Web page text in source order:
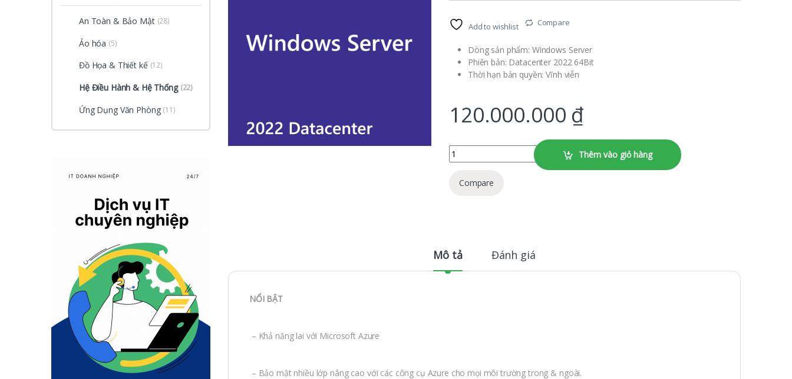
Add to wishlist Compare
Dòng sản phẩm: Windows Server
Phiên bản: Datacenter 2022 64Bit
Thời hạn bản quyền: Vĩnh viễn
120.000.000 ₫
Windows Svr Datacntr 2022 64Bit English 1pk DSP OEI DVD 16 Core ( P71-09389 ) số lượng
Thêm vào giỏ hàng
Compare
Mô tả Đánh giá
NỔI BẬT
– Khả năng lai với Microsoft Azure
– Bảo mật nhiều lớp nâng cao với các công cụ Azure cho mọi môi trường trong & ngoài.
An Toàn & Bảo Mật (28)
Ảo hóa (5)
Đồ Họa & Thiết kế (12)
Hệ Điều Hành & Hệ Thống (22)
Ứng Dụng Văn Phòng (11)